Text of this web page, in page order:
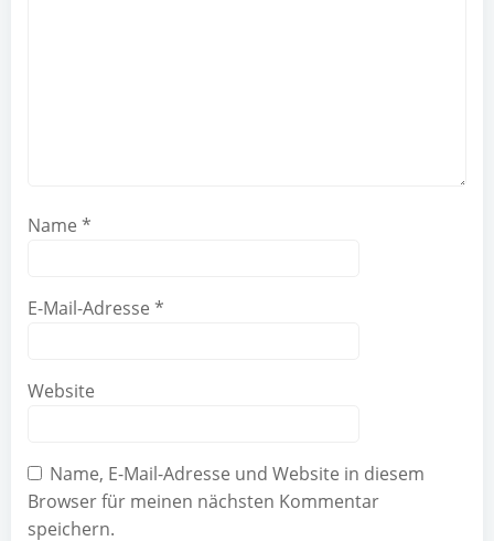
Name *
E-Mail-Adresse *
Website
Name, E-Mail-Adresse und Website in diesem
Browser für meinen nächsten Kommentar
speichern.